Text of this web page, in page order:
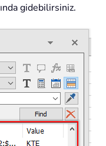
gidebilirsiniz.